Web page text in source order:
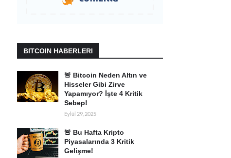
BITCOIN HABERLERI
🚨 Bitcoin Neden Altın ve
Hisseler Gibi Zirve
Yapamıyor? İşte 4 Kritik
Sebep!
Eylül 29, 2025
🚨 Bu Hafta Kripto
Piyasalarında 3 Kritik
Gelişme!